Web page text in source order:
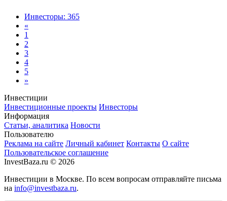
Инвесторы: 365
«
1
2
3
4
5
»
Инвестиции
Инвестиционные проекты Инвесторы
Информация
Статьи, аналитика Новости
Пользователю
Реклама на сайте Личный кабинет Контакты О сайте
Пользовательское соглашение
InvestBaza.ru © 2026
Инвестиции в Москве. По всем вопросам отправляйте письма
на info@investbaza.ru.